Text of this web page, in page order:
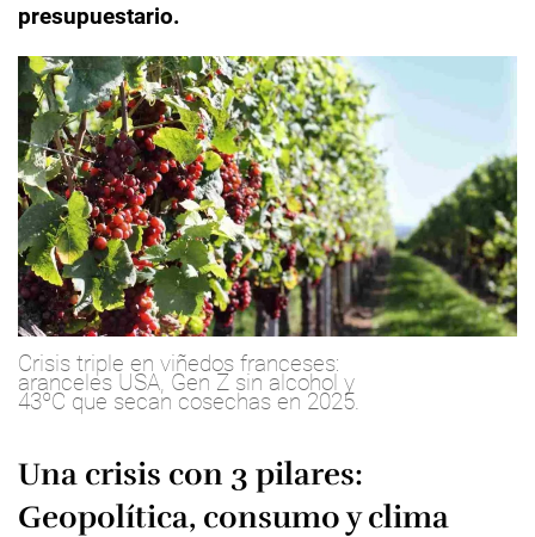
presupuestario.
Crisis triple en viñedos franceses:
aranceles USA, Gen Z sin alcohol y
43ºC que secan cosechas en 2025.
Una crisis con 3 pilares:
Geopolítica, consumo y clima